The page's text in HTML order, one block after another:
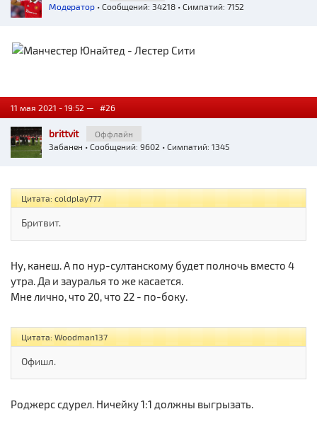
Модератор • Сообщений: 34218 • Симпатий: 7152
11 мая 2021 - 19:52 — #26
brittvit
Оффлайн
Забанен • Сообщений: 9602 • Симпатий: 1345
Цитата: coldplay777
Бритвит.
Ну, канеш. А по нур-султанскому будет полночь вместо 4
утра. Да и зауралья то же касается.
Мне лично, что 20, что 22 - по-боку.
Цитата: Woodman137
Офишл.
Роджерс сдурел. Ничейку 1:1 должны выгрызать.